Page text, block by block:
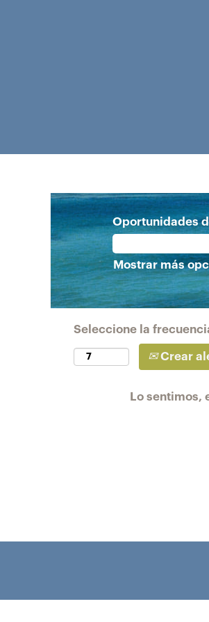
Oportunidades
Mostrar más
Seleccione la
Crear
Lo sentimos,